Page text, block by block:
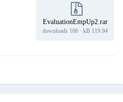
EvaluationEmpUp2.rar
119.94 kB
·
106 downloads